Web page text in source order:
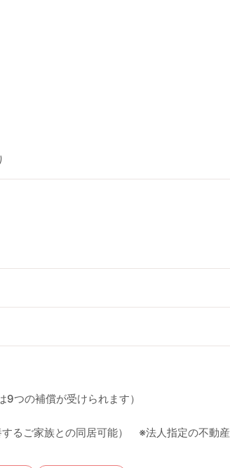
つの補償が受けられます）
るご家族との同居可能） ※法人指定の不動産